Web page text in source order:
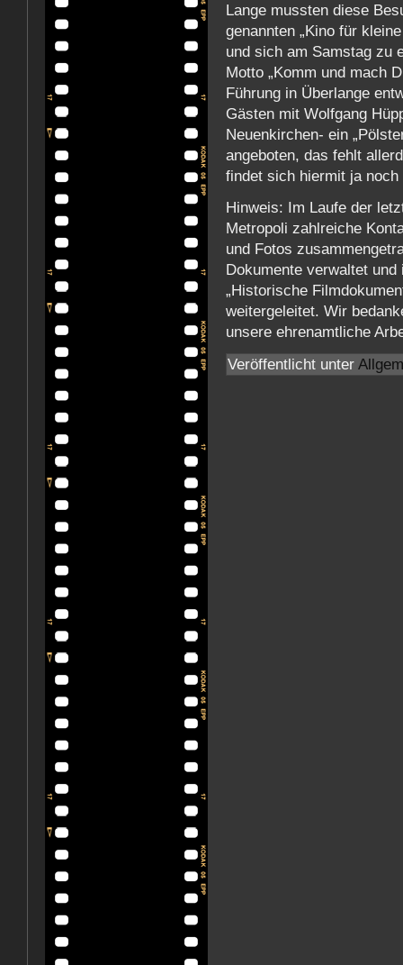
Lange mussten diese
genannten „Kino für
und sich am Samstag zu
Motto „Komm und mach
Führung in Überlange
Gästen mit Wolfgang
Neuenkirchen- ein
angeboten, das fehlt
findet sich hiermit ja
Hinweis: Im Laufe der
Metropoli zahlreiche
und Fotos
Dokumente verwaltet
„Historische
weitergeleitet. Wir
unsere ehrenamtliche
Veröffentlicht unter